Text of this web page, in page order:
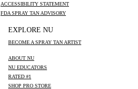
ACCESSIBILITY STATEMENT
FDA SPRAY TAN ADVISORY
EXPLORE NU
BECOME A SPRAY TAN ARTIST
ABOUT NU
NU EDUCATORS
RATED #1
SHOP PRO STORE